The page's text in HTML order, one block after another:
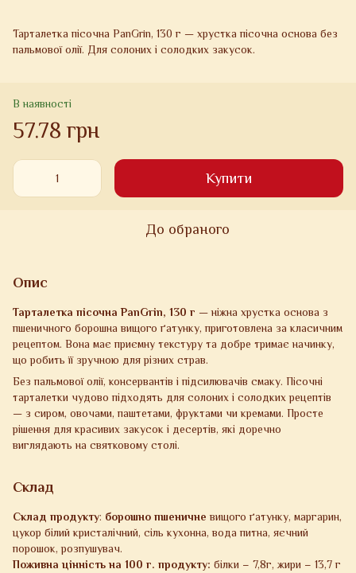
Тарталетка пісочна PanGrin, 130 г — хрустка пісочна основа без
пальмової олії. Для солоних і солодких закусок.
В наявності
57.78 грн
Купити
До обраного
Опис
Тарталетка пісочна PanGrin, 130 г — ніжна хрустка основа з
пшеничного борошна вищого ґатунку, приготовлена за класичним
рецептом. Вона має приємну текстуру та добре тримає начинку,
що робить її зручною для різних страв.
Без пальмової олії, консервантів і підсилювачів смаку. Пісочні
тарталетки чудово підходять для солоних і солодких рецептів
— з сиром, овочами, паштетами, фруктами чи кремами. Просте
рішення для красивих закусок і десертів, які доречно
виглядають на святковому столі.
Склад
Склад продукту: борошно пшеничне вищого ґатунку, маргарин,
цукор білий кристалічний, сіль кухонна, вода питна, яєчний
порошок, розпушувач.
Поживна цінність на 100 г. продукту: білки – 7,8г, жири – 13,7 г